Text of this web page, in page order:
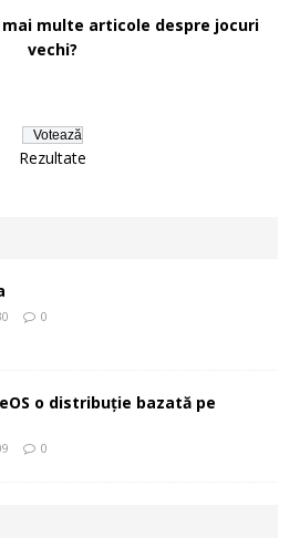
mai multe articole despre jocuri
vechi?
Rezultate
0
o distribuție bazată pe
0